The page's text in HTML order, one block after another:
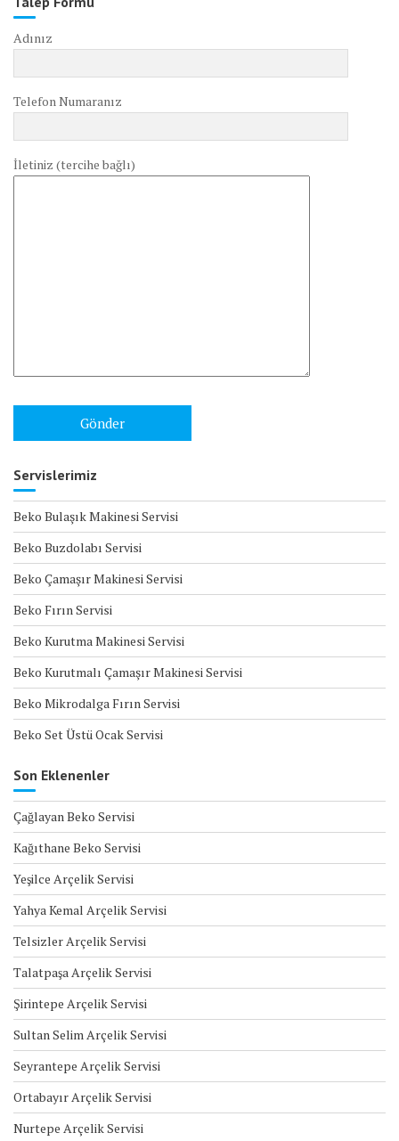
Adınız
Telefon Numaranız
İletiniz (tercihe bağlı)
Servislerimiz
Beko Bulaşık Makinesi Servisi
Beko Buzdolabı Servisi
Beko Çamaşır Makinesi Servisi
Beko Fırın Servisi
Beko Kurutma Makinesi Servisi
Beko Kurutmalı Çamaşır Makinesi Servisi
Beko Mikrodalga Fırın Servisi
Beko Set Üstü Ocak Servisi
Son Eklenenler
Çağlayan Beko Servisi
Kağıthane Beko Servisi
Yeşilce Arçelik Servisi
Yahya Kemal Arçelik Servisi
Telsizler Arçelik Servisi
Talatpaşa Arçelik Servisi
Şirintepe Arçelik Servisi
Sultan Selim Arçelik Servisi
Seyrantepe Arçelik Servisi
Ortabayır Arçelik Servisi
Nurtepe Arçelik Servisi